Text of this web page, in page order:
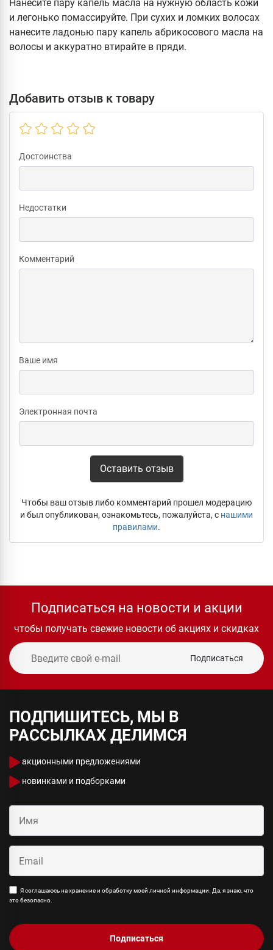
Нанесите пару капель масла на нужную область кожи
и легонько помассируйте. При сухих и ломких волосах
нанесите ладонью пару капель абрикосового масла на
волосы и аккуратно втирайте в пряди.
Добавить отзыв к товару
Достоинства
Недостатки
Комментарий
Ваше имя
Электронная почта
Оставить отзыв
Чтобы ваш отзыв либо комментарий прошел модерацию
и был опубликован, ознакомьтесь, пожалуйста, с нашими
правилами.
Подписаться на новости и акции
чтобы получать свежие новости об акциях и скидках
Подписаться
ПОДПИШИТЕСЬ, МЫ В
РАССЫЛКАХ ДЕЛИМСЯ
акционными предложениями
новинками и подборками
Я соглашаюсь на хранение и обработку моей личной информации. Да, я знаю, что
это безопасно.
Подписаться